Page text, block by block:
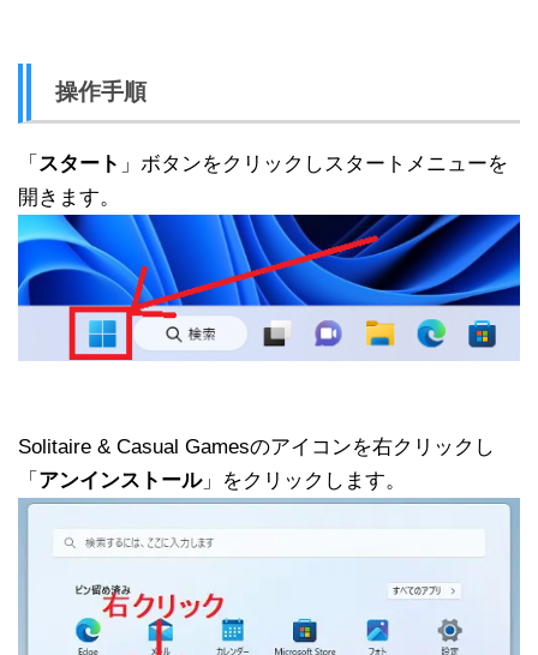
操作手順
「 スタート 」ボタンをクリックしスタートメニューを
開きます。
Solitaire & Casual Gamesのアイコンを右クリックし
「 アンインストール」をクリックします。